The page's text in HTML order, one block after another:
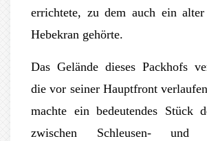
errichtete, zu dem auch ein alter
Hebekran gehörte.
Das Gelände dieses Packhofs
die vor seiner Hauptfront
machte ein bedeutendes Stück
zwischen Schleusen- und